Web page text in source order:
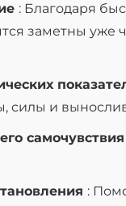
: Благодаря
заметны уже
силы и
самочувствия
: